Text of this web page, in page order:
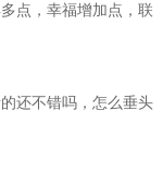
点，幸福增加点，联
还不错吗，怎么垂头